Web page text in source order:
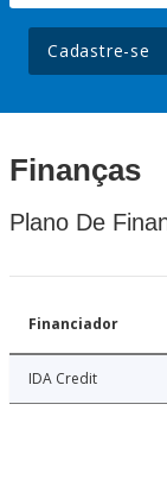
Cadastre-se
Finanças
Plano De
Financiador
IDA Credit